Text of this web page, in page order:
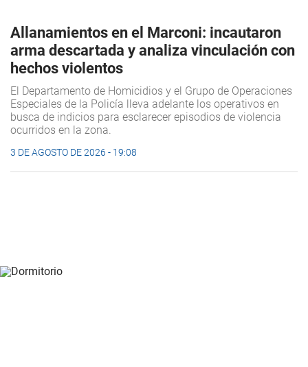
Allanamientos en el Marconi: incautaron
arma descartada y analiza vinculación con
hechos violentos
El Departamento de Homicidios y el Grupo de Operaciones
Especiales de la Policía lleva adelante los operativos en
busca de indicios para esclarecer episodios de violencia
ocurridos en la zona.
3 DE AGOSTO DE 2026 - 19:08